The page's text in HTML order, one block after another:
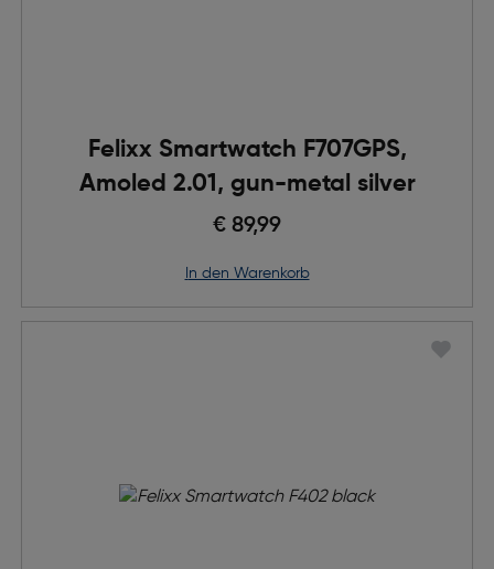
Felixx Smartwatch F707GPS,
Amoled 2.01, gun-metal silver
€ 89,99
in den Warenkorb